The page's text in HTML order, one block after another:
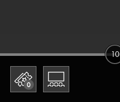
0
10